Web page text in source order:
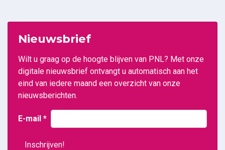
Nieuwsbrief
Wilt u graag op de hoogte blijven van PNL? Met onze
digitale nieuwsbrief ontvangt u automatisch aan het
eind van iedere maand een overzicht van onze
nieuwsberichten.
E-mail *